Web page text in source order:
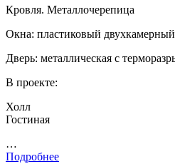
Кровля. Металлочерепица
Окна: пластиковый двухкамерный
Дверь: металлическая с
В проекте:
Холл
Гостиная
…
Подробнее